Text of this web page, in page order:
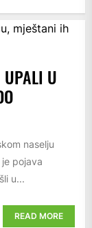
UPALI U
naselju
pojava
u...
READ MORE